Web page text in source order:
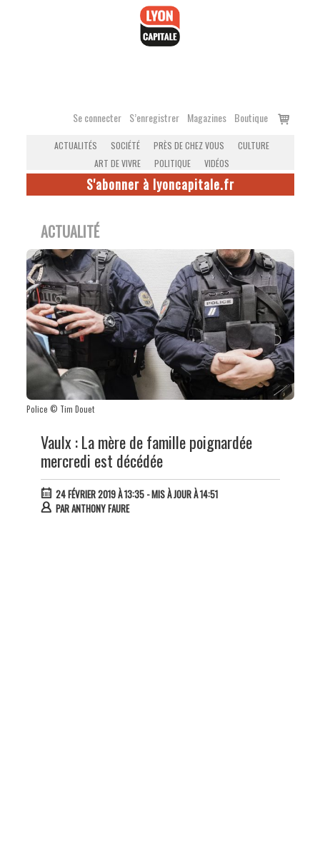
Se connecter S’enregistrer Magazines Boutique
Voir
ACTUALITÉS SOCIÉTÉ PRÈS DE CHEZ VOUS
CULTURE
ART DE VIVRE
POLITIQUE VIDÉOS
S'abonner à lyoncapitale.fr
ACTUALITÉ
Police © Tim Douet
Vaulx : La mère de famille poignardée
mercredi est décédée
24 FÉVRIER 2019 À 13:35- MIS À JOUR À 14:51
PARANTHONY FAURE